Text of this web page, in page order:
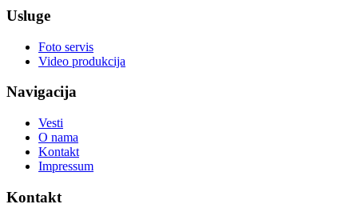
Usluge
Foto servis
Video produkcija
Navigacija
Vesti
O nama
Kontakt
Impressum
Kontakt